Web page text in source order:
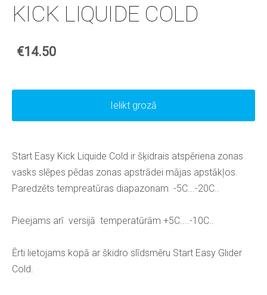
KICK LIQUIDE COLD
€14.50
Ielikt grozā
Start Easy Kick Liquide Cold ir šķidrais atspēriena zonas
vasks slēpes pēdas zonas apstrādei mājas apstākļos.
Paredzēts tempreatūras diapazonam -5C...-20C..
Pieejams arī versijā temperatūrām +5C....-10C..
Ērti lietojams kopā ar škidro slīdsmēru Start Easy Glider
Cold.